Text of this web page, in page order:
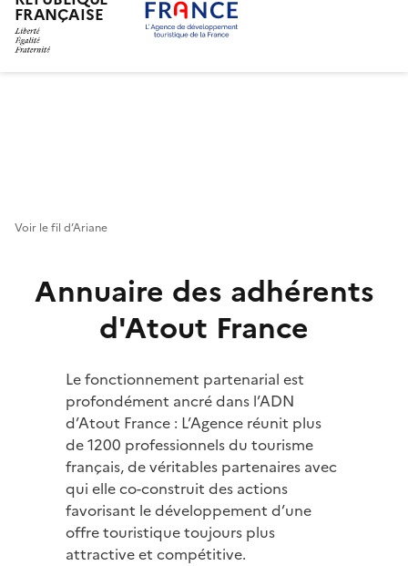
FRANÇAISE
Voir le fil d’Ariane
Annuaire des adhérents
d'Atout France
Le fonctionnement partenarial est
profondément ancré dans l’ADN
d’Atout France : L’Agence réunit plus
de 1200 professionnels du tourisme
français, de véritables partenaires avec
qui elle co-construit des actions
favorisant le développement d’une
offre touristique toujours plus
attractive et compétitive.